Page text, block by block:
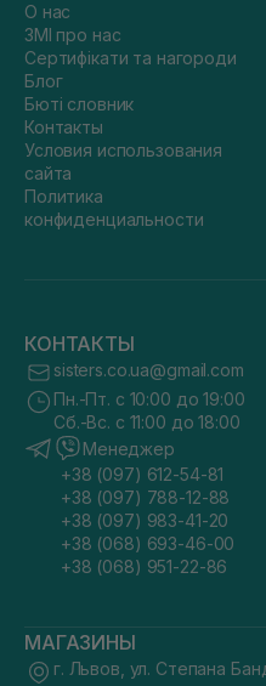
О нас
ЗМІ про нас
Сертифікати та нагороди
Блог
Бюті словник
Контакты
Условия использования
сайта
Политика
конфиденциальности
КОНТАКТЫ
sisters.co.ua@gmail.com
Пн.-Пт. с 10:00 до 19:00
Сб.-Вс. с 11:00 до 18:00
Менеджер
+38 (097) 612-54-81
+38 (097) 788-12-88
+38 (097) 983-41-20
+38 (068) 693-46-00
+38 (068) 951-22-86
МАГАЗИНЫ
г. Львов, ул. Степана